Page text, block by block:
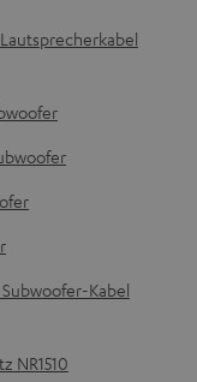
Kabel
NR1510